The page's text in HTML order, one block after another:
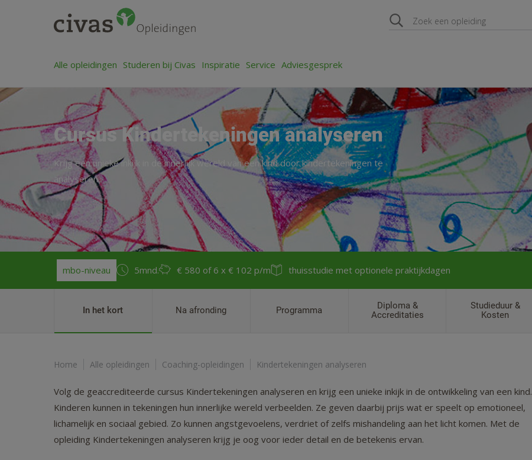
Alle opleidingen Studeren bij Civas Inspiratie Service Adviesgesprek
Cursus Kindertekeningen analyseren
Krijg een unieke inkijk in de innerlijk wereld van een kind door kindertekeningen te
analyseren.
mbo-niveau 5mnd. € 580 of 6 x € 102 p/m thuisstudie met optionele praktijkdagen
In het kort Na afronding Programma
Diploma &
Accreditaties
Studieduur &
Kosten
Home Alle opleidingen Coaching-opleidingen Kindertekeningen analyseren
Volg de geaccrediteerde cursus Kindertekeningen analyseren en krijg een unieke inkijk in de ontwikkeling van een kind.
Kinderen kunnen in tekeningen hun innerlijke wereld verbeelden. Ze geven daarbij prijs wat er speelt op emotioneel,
lichamelijk en sociaal gebied. Zo kunnen angstgevoelens, verdriet of zelfs mishandeling aan het licht komen. Met de
opleiding Kindertekeningen analyseren krijg je oog voor ieder detail en de betekenis ervan.